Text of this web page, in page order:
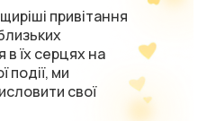
привітання
в їх серцях на
події, ми
свої